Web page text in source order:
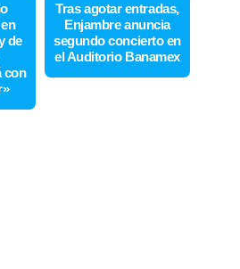
de
con
Tras agotar entradas,
Enjambre anuncia
segundo concierto en
el Auditorio Banamex